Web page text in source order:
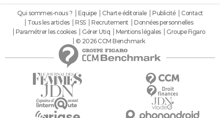
Qui sommes-nous ? Equipe Charte éditoriale Publicité
Contact
Tous les articles
RSS Recrutement
Données personnelles
Paramétrer les cookies
Gérer Utiq Mentions légales
Groupe Figaro
© 2026 CCM Benchmark